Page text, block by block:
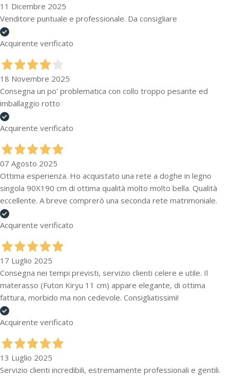
11 Dicembre 2025
Venditore puntuale e professionale. Da consigliare
Acquirente verificato
18 Novembre 2025
Consegna un po' problematica con collo troppo pesante ed
imballaggio rotto
Acquirente verificato
07 Agosto 2025
Ottima esperienza. Ho acquistato una rete a doghe in legno
singola 90X190 cm di ottima qualità molto molto bella. Qualità
eccellente. A breve comprerò una seconda rete matrimoniale.
Acquirente verificato
17 Luglio 2025
Consegna nei tempi previsti, servizio clienti celere e utile. Il
materasso (Futon Kiryu 11 cm) appare elegante, di ottima
fattura, morbido ma non cedevole. Consigliatissimi!
Acquirente verificato
13 Luglio 2025
Servizio clienti incredibili, estremamente professionali e gentili.